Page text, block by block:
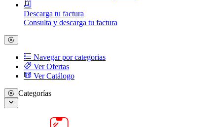
Descarga tu factura
Consulta y descarga tu factura
Navegar por categorias
Ver Ofertas
Ver Catálogo
Categorías